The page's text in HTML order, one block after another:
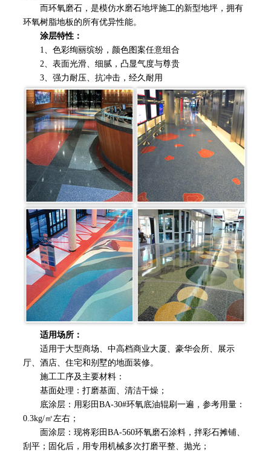
而环氧磨石，是模仿水磨石地坪施工的新型地坪，拥有
环氧树脂地板的所有优异性能。
涂层特性：
1、色彩绚丽缤纷，颜色图案任意组合
2、表面光滑、细腻，凸显气度与尊贵
3、强力耐压、抗冲击，经久耐用
适用场所：
适用于大型商场、中高档商业大厦、豪华会所、展示
厅、酒店、住宅和别墅的地面装修。
施工工序及主要材料：
基面处理：打磨基面、清洁干燥；
底涂层：用彩田BA-30#环氧底油辊刷一遍，参考用量：
0.3kg/㎡左右；
面涂层：现将彩田BA-560环氧磨石涂料，拌彩石摊铺、
刮平；固化后，用专用机械多次打磨平整、抛光；